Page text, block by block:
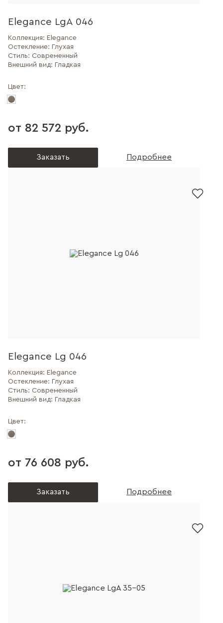
Elegance LgA 046
Коллекция: Elegance
Остекление: Глухая
Стиль: Современный
Внешний вид: Гладкая
Цвет:
от 82 572 руб.
Заказать Подробнее
Elegance Lg 046
Коллекция: Elegance
Остекление: Глухая
Стиль: Современный
Внешний вид: Гладкая
Цвет:
от 76 608 руб.
Заказать Подробнее